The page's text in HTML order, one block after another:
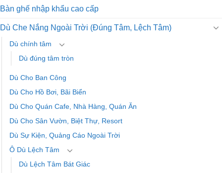
Bàn ghế nhập khẩu cao cấp
Dù Che Nắng Ngoài Trời (Đúng Tâm, Lệch Tâm)
Dù chính tâm
Dù đúng tâm tròn
Dù Cho Ban Công
Dù Cho Hồ Bơi, Bãi Biển
Dù Cho Quán Cafe, Nhà Hàng, Quán Ăn
Dù Cho Sân Vườn, Biệt Thự, Resort
Dù Sự Kiện, Quảng Cáo Ngoài Trời
Ô Dù Lệch Tâm
Dù Lệch Tâm Bát Giác